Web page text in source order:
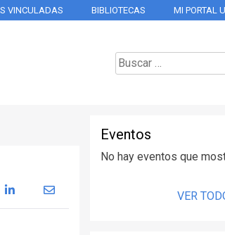
VINCULADAS BIBLIOTECAS MI PORTAL
Eventos
No hay eventos que
VER